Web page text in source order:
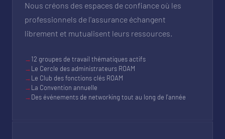
Nous créons des espaces de confiance où les
professionnels de l'assurance échangent
librement et mutualisent leurs ressources.
→ 12 groupes de travail thématiques actifs
→ Le Cercle des administrateurs ROAM
→ Le Club des fonctions clés ROAM
→ La Convention annuelle
→ Des événements de networking tout au long de l'année